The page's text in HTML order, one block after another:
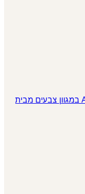
מחליק C1 ופן מקצועי ARC 2400 במגוון צבעים מבית